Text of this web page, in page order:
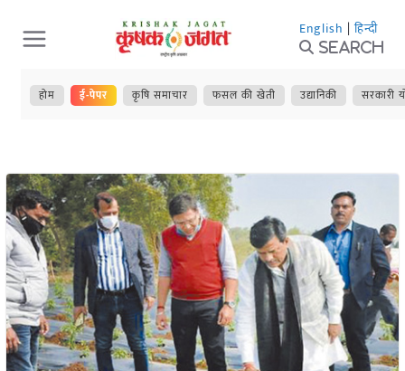
Skip
to
content
English | हिन्दी
Search
होम ई-पेपर कृषि समाचार फसल की खेती उद्यानिकी सरकारी